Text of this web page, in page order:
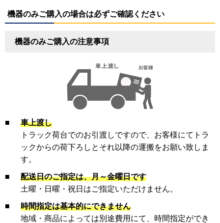
機器のみご購入の場合は必ずご確認ください
機器のみご購入の注意事項
■
車上渡し
トラック荷台でのお引渡しですので、お客様にてトラ
ックからの荷下ろしとそれ以降の運搬をお願い致しま
す。
■
配送日のご指定は、月～金曜日です
土曜・日曜・祝日はご指定いただけません。
■
時間指定は基本的にできません
地域・商品によっては別途費用にて、時間指定ができ